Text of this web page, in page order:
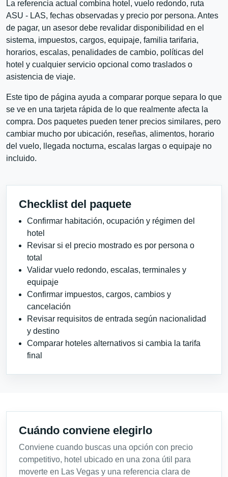
La referencia actual combina hotel, vuelo redondo, ruta
ASU - LAS, fechas observadas y precio por persona. Antes
de pagar, un asesor debe revalidar disponibilidad en el
sistema, impuestos, cargos, equipaje, familia tarifaria,
horarios, escalas, penalidades de cambio, políticas del
hotel y cualquier servicio opcional como traslados o
asistencia de viaje.
Este tipo de página ayuda a comparar porque separa lo que
se ve en una tarjeta rápida de lo que realmente afecta la
compra. Dos paquetes pueden tener precios similares, pero
cambiar mucho por ubicación, reseñas, alimentos, horario
del vuelo, llegada nocturna, escalas largas o equipaje no
incluido.
Checklist del paquete
Confirmar habitación, ocupación y régimen del
hotel
Revisar si el precio mostrado es por persona o
total
Validar vuelo redondo, escalas, terminales y
equipaje
Confirmar impuestos, cargos, cambios y
cancelación
Revisar requisitos de entrada según nacionalidad
y destino
Comparar hoteles alternativos si cambia la tarifa
final
Cuándo conviene elegirlo
Conviene cuando buscas una opción con precio
competitivo, hotel ubicado en una zona útil para
moverte en Las Vegas y una referencia clara de